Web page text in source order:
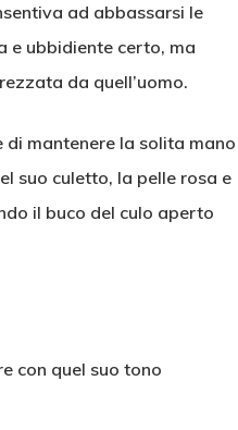
ad abbassarsi le
e ubbidiente certo, ma
da quell’uomo.
di mantenere la solita mano
suo culetto, la pelle rosa e
il buco del culo aperto
con quel suo tono